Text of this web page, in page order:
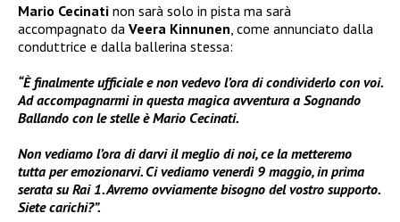
Mario Cecinati non sarà solo in pista ma sarà
accompagnato da Veera Kinnunen , come annunciato dalla
conduttrice e dalla ballerina stessa:
“È finalmente ufficiale e non vedevo l’ora di condividerlo con voi.
Ad accompagnarmi in questa magica avventura a Sognando
Ballando con le stelle è Mario Cecinati.
Non vediamo l’ora di darvi il meglio di noi, ce la metteremo
tutta per emozionarvi. Ci vediamo venerdì 9 maggio, in prima
serata su Rai 1. Avremo ovviamente bisogno del vostro supporto.
Siete carichi?”.